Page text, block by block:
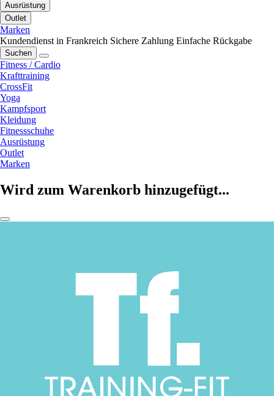
Ausrüstung
Outlet
Marken
Kundendienst in Frankreich Sichere Zahlung Einfache Rückgabe
Suchen
Fitness / Cardio
Krafttraining
CrossFit
Yoga
Kampfsport
Kleidung
Fitnessschuhe
Ausrüstung
Outlet
Marken
Wird zum Warenkorb hinzugefügt...